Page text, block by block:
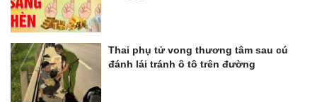
Thai phụ tử vong thương tâm sau cú
đánh lái tránh ô tô trên đường